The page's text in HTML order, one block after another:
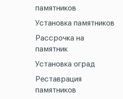
памятников
Установка памятников
Рассрочка на
памятник
Установка оград
Реставрация
памятников